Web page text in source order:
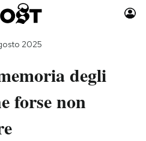
Auto
Moda
2025
degli
forse non